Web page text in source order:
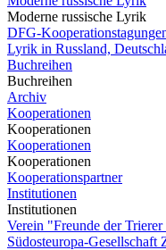
Moderne russische Lyrik
DFG-
Lyrik in Russland,
Buchreihen
Buchreihen
Archiv
Kooperationen
Kooperationen
Kooperationen
Kooperationen
Kooperationspartner
Institutionen
Institutionen
Verein "Freunde der
Südosteuropa-Gesellschaft